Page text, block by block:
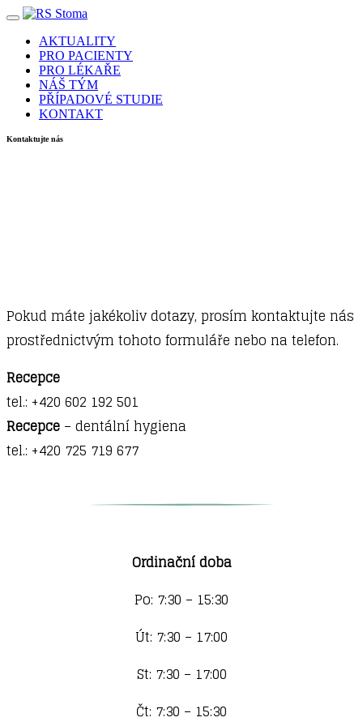
Skip
contentAKTUALITY
PRO PACIENTY
PRO LÉKAŘE
NÁŠ TÝM
PŘÍPADOVÉ STUDIE
KONTAKT
Kontaktujte nás
Pokud máte jakékoliv dotazy, prosím kontaktujte nás
prostřednictvým tohoto formuláře nebo na telefon.
Recepce
tel.: +420 602 192 501
Recepce – dentální hygiena
tel.: +420 725 719 677
Ordinační doba
Po: 7:30 – 15:30
Út: 7:30 – 17:00
St: 7:30 – 17:00
Čt: 7:30 – 15:30